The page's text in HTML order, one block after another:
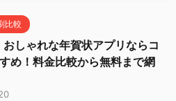
比較
おしゃれな年賀状アプリならコ
め！料金比較から無料まで網